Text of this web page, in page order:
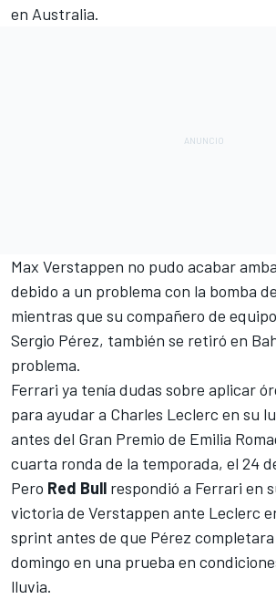
en Australia.
Max Verstappen no pudo acabar
debido a un problema con la bomba
mientras que su compañero de
Sergio Pérez, también se retiró en
problema.
Ferrari ya tenía dudas sobre aplicar
para ayudar a Charles Leclerc en su
antes del Gran Premio de Emilia
cuarta ronda de la temporada, el 24
Pero Red Bull respondió a Ferrari en
victoria de Verstappen ante Leclerc
sprint antes de que Pérez
domingo en una prueba en
lluvia.